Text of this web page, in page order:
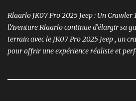
Rlaarlo JK07 Pro 2025 Jeep : Un
l’Aventure Rlaarlo continue d’élargir sa
terrain avec le JK07 Pro 2025 Jeep , un
pour offrir une expérience réaliste et